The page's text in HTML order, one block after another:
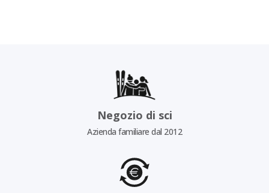
Negozio di sci
Azienda familiare dal 2012